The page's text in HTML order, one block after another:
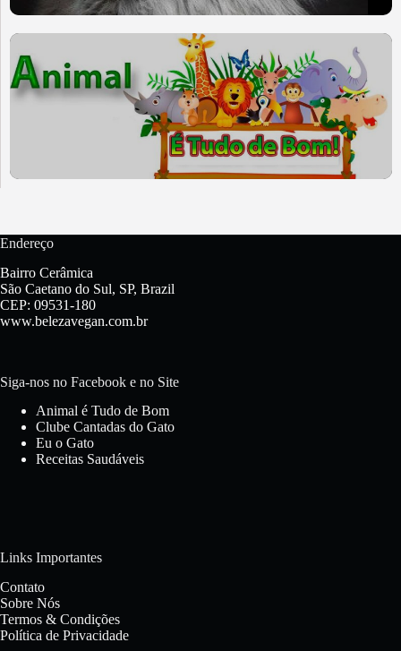
Endereço
Bairro Cerâmica
São Caetano do Sul, SP, Brazil
CEP: 09531-180
www.belezavegan.com.br
Siga-nos no Facebook e no Site
Animal é Tudo de Bom
Clube Cantadas do Gato
Eu o Gato
Receitas Saudáveis
Links Importantes
Contato
Sobre Nós
Termos & Condições
Política de Privacidade